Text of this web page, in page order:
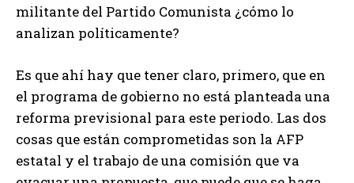
militante del Partido Comunista ¿cómo lo
analizan políticamente?
Es que ahí hay que tener claro, primero, que en
el programa de gobierno no está planteada una
reforma previsional para este periodo. Las dos
cosas que están comprometidas son la AFP
estatal y el trabajo de una comisión que va